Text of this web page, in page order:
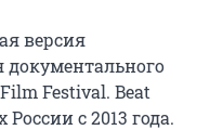
версия
Festival. Beat
с 2013 года.